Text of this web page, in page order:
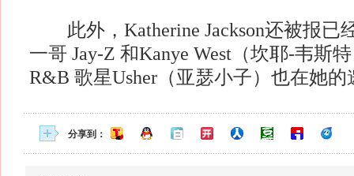
此外，Katherine Jackson还被报已
一哥 Jay-Z 和Kanye West（坎耶-韦斯
R&B 歌星Usher（亚瑟小子）也在她
分享到：